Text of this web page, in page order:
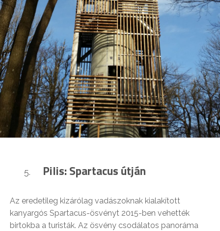
Pilis: Spartacus útján
Az eredetileg kizárólag vadászoknak kialakított
kanyargós Spartacus-ösvényt 2015-ben vehették
birtokba a turisták. Az ösvény csodálatos panoráma